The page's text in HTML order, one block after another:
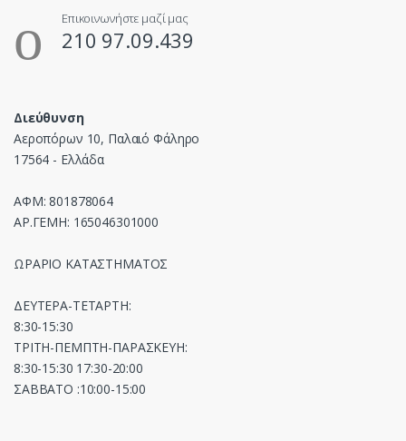
Επικοινωνήστε μαζί μας
210 97.09.439
Διεύθυνση
Αεροπόρων 10, Παλαιό Φάληρο
17564 - Ελλάδα
ΑΦΜ: 801878064
ΑΡ.ΓΕΜΗ: 165046301000
ΩΡΑΡΙΟ ΚΑΤΑΣΤΗΜΑΤΟΣ
ΔΕΥΤΕΡΑ-ΤΕΤΑΡΤΗ:
8:30-15:30
ΤΡΙΤΗ-ΠΕΜΠΤΗ-ΠΑΡΑΣΚΕΥΗ:
8:30-15:30 17:30-20:00
ΣΑΒΒΑΤΟ :10:00-15:00